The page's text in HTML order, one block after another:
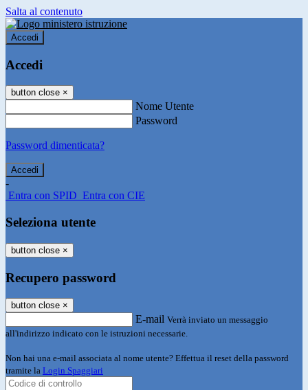
Salta al contenuto
Accedi
Accedi
button close ×
Nome Utente
Password
Password dimenticata?
-
Entra con SPID Entra con CIE
Seleziona utente
button close ×
Recupero password
button close ×
E-mail Verrà inviato un messaggio
all'indirizzo indicato con le istruzioni necessarie.
Non hai una e-mail associata al nome utente? Effettua il reset della password
tramite la Login Spaggiari